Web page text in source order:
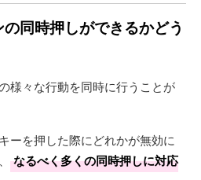
同時押しができるかどう
様々な行動を同時に行うことが
ーを押した際にどれかが無効に
なるべく多くの同時押しに対応